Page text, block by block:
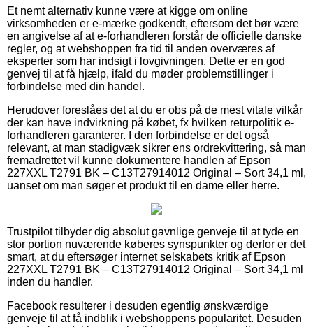
Et nemt alternativ kunne være at kigge om online
virksomheden er e-mærke godkendt, eftersom det bør være
en angivelse af at e-forhandleren forstår de officielle danske
regler, og at webshoppen fra tid til anden overværes af
eksperter som har indsigt i lovgivningen. Dette er en god
genvej til at få hjælp, ifald du møder problemstillinger i
forbindelse med din handel.
Herudover foreslåes det at du er obs på de mest vitale vilkår
der kan have indvirkning på købet, fx hvilken returpolitik e-
forhandleren garanterer. I den forbindelse er det også
relevant, at man stadigvæk sikrer ens ordrekvittering, så man
fremadrettet vil kunne dokumentere handlen af Epson
227XXL T2791 BK – C13T27914012 Original – Sort 34,1 ml,
uanset om man søger et produkt til en dame eller herre.
Trustpilot tilbyder dig absolut gavnlige genveje til at tyde en
stor portion nuværende køberes synspunkter og derfor er det
smart, at du eftersøger internet selskabets kritik af Epson
227XXL T2791 BK – C13T27914012 Original – Sort 34,1 ml
inden du handler.
Facebook resulterer i desuden egentlig ønskværdige
genveje til at få indblik i webshoppens popularitet. Desuden